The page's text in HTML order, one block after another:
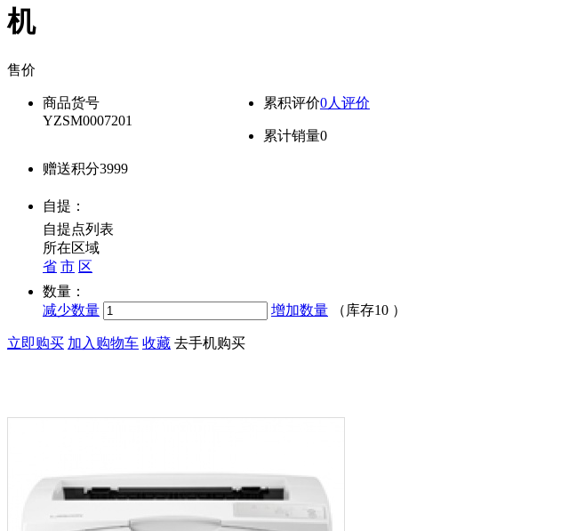
机
售价
商品货号
YZSM0007201
累积评价0人评价
累计销量0
赠送积分3999
自提：
自提点列表
所在区域
省 市 区
数量：
减少数量
增加数量 （库存10 ）
立即购买 加入购物车 收藏 去手机购买